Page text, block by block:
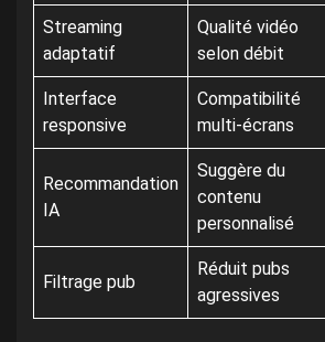
Streaming
adaptatif
Qualité vidéo
selon débit
Interface
responsive
Compatibilité
multi-écrans
Recommandation
IA
Suggère du
contenu
personnalisé
Filtrage pub
Réduit pubs
agressives